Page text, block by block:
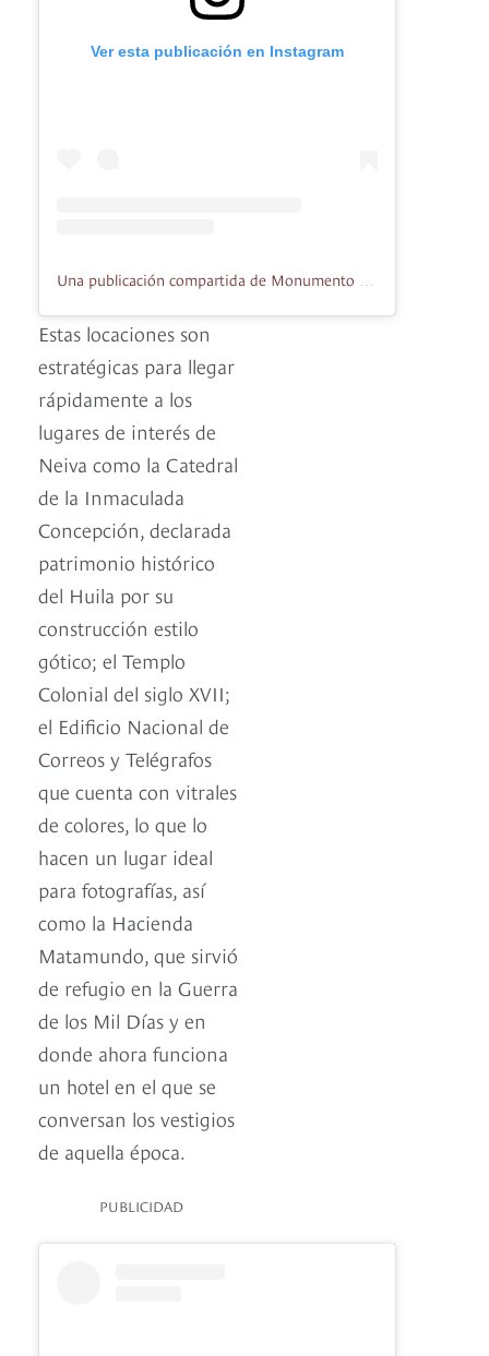
Ver esta publicación en Instagram
Estas locaciones son
estratégicas para llegar
rápidamente a los
lugares de interés de
Neiva como la Catedral
de la Inmaculada
Concepción, declarada
patrimonio histórico
del Huila por su
construcción estilo
gótico; el Templo
Colonial del siglo XVII;
el Edificio Nacional de
Correos y Telégrafos
que cuenta con vitrales
de colores, lo que lo
hacen un lugar ideal
para fotografías, así
como la Hacienda
Matamundo, que sirvió
de refugio en la Guerra
de los Mil Días y en
donde ahora funciona
un hotel en el que se
conversan los vestigios
de aquella época.
PUBLICIDAD